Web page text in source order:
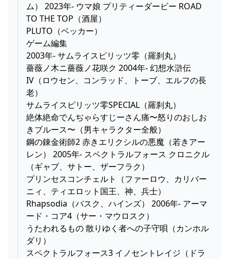
ム） 2023年- ウマ娘 プリティーダービー ROAD
TO THE TOP（酒屋）
PLUTO（ベッカー）
ゲーム編集
2003年- サムライスピリッツ零（羅刹丸）
薔薇ノ木ニ薔薇ノ花咲ク 2004年- 幻想水滸伝
IV（ロウセン、コンラッド、トーブ、エルフの長
老）
サムライスピリッツ零SPECIAL（羅刹丸）
絶体絶命でんぢゃらすじーさん痛〜怒りのおしお
きブルース〜（男キャラクター全般）
鋼の錬金術師2 赤きエリクシルの悪魔（若きアー
レン） 2005年- スペクトラルフォース クロニクル
（ギャプ、サトー、ザーフラク）
プリンセスコンチェルト（ファーロウ、カリバー
ニィ、ティエロット国王、神、兵士）
Rhapsodia（バスク、ハインズ） 2006年- アーマ
ード・コア4（サー・マウロスク）
うたわれるもの 散りゆく者への子守唄（カンホル
ダリ）
スペクトラルフォース3 イノセントレイジ（ドラ